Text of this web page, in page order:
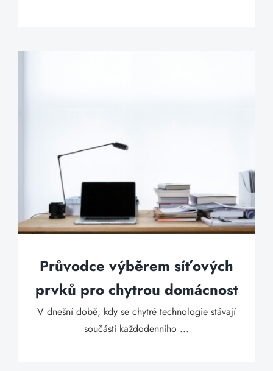
Průvodce výběrem síťových
prvků pro chytrou domácnost
V dnešní době, kdy se chytré technologie stávají
součástí každodenního ...